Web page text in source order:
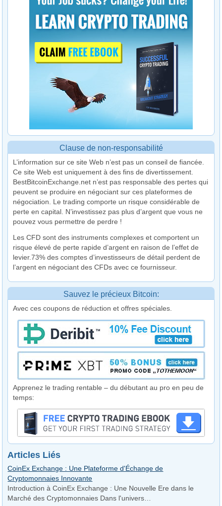
Clause de non-responsabilité
L’information sur ce site Web n’est pas un conseil de fiancée.
Ce site Web est uniquement à des fins de divertissement.
BestBitcoinExchange.net n’est pas responsable des pertes qui
peuvent se produire en négociant sur ces plateformes de
négociation. Le trading comporte un risque considérable de
perte en capital. N’investissez pas plus d’argent que vous ne
pouvez vous permettre de perdre !
Les CFD sont des instruments complexes et comportent un
risque élevé de perte rapide d’argent en raison de l’effet de
levier.73% des comptes d’investisseurs de détail perdent de
l’argent en négociant des CFDs avec ce fournisseur.
Sauvez le précieux Bitcoin:
Avec ces coupons de réduction et offres spéciales.
Apprenez le trading rentable – du débutant au pro en peu de
temps:
Articles Liés
CoinEx Exchange : Une Plateforme d'Échange de
Cryptomonnaies Innovante
Introduction à CoinEx Exchange : Une Nouvelle Ere dans le
Marché des Cryptomonnaies Dans l'univers…